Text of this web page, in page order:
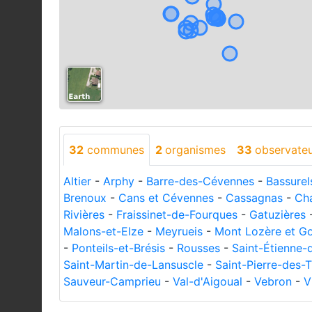
32 communes 2 organismes 33
Altier - Arphy - Barre-des-Cévennes -
Brenoux - Cans et Cévennes - Cassagnas -
Rivières - Fraissinet-de-Fourques - Gatuzières
Malons-et-Elze - Meyrueis - Mont Lozère et
- Ponteils-et-Brésis - Rousses - Saint-Étienne-
Saint-Martin-de-Lansuscle - Saint-Pierre-des-
Sauveur-Camprieu - Val-d'Aigoual - Vebron -